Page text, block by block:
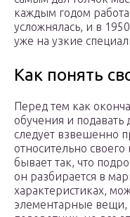
каждым годом
усложнялась, и в
уже на узкие
Как понять
Перед тем как
обучения и подавать
следует взвешенно
относительно
бывает так, что
он разбирается в
характеристиках,
элементарные вещи,